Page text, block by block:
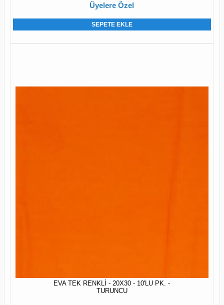
Üyelere Özel
SEPETE EKLE
EVA TEK RENKLİ - 20X30 - 10'LU PK. -
TURUNCU